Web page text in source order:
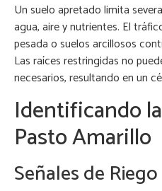
Un suelo apretado limita
agua, aire y nutrientes. El
pesada o suelos arcillosos
Las raíces restringidas no
necesarios, resultando en un
Identificando
Pasto Amarillo
Señales de